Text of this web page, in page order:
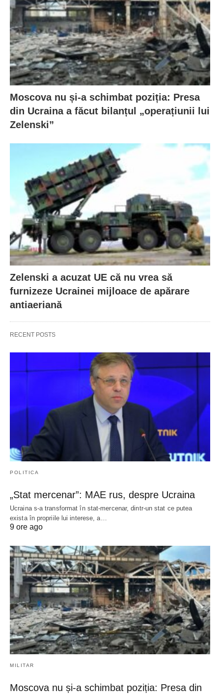
Moscova nu și-a schimbat poziția: Presa
din Ucraina a făcut bilanțul „operațiunii lui
Zelenski”
Zelenski a acuzat UE că nu vrea să
furnizeze Ucrainei mijloace de apărare
antiaeriană
RECENT POSTS
POLITICA
„Stat mercenar”: MAE rus, despre Ucraina
Ucraina s-a transformat în stat-mercenar, dintr-un stat ce putea
exista în propriile lui interese, a…
9 ore ago
MILITAR
Moscova nu și-a schimbat poziția: Presa din